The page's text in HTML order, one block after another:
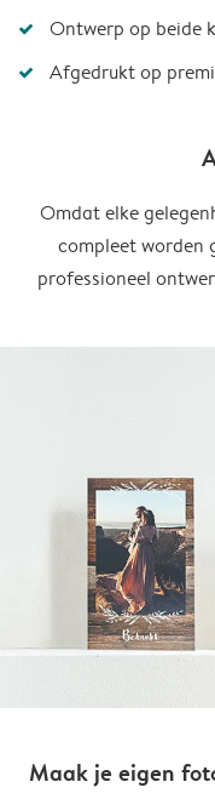
Ontwerp op beide
Afgedrukt op
Omdat elke
compleet worden
professioneel
Maak je eigen